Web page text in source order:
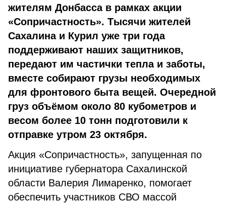
жителям Донбасса в рамках акции
«Сопричастность». Тысячи жителей
Сахалина и Курил уже три года
поддерживают наших защитников,
передают им частички тепла и заботы,
вместе собирают грузы необходимых
для фронтового быта вещей. Очередной
груз объёмом около 80 кубометров и
весом более 10 тонн подготовили к
отправке утром 23 октября.
Акция «Сопричастность», запущенная по
инициативе губернатора Сахалинской
области Валерия Лимаренко, помогает
обеспечить участников СВО массой